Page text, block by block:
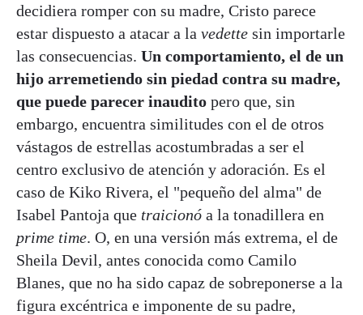
decidiera romper con su madre, Cristo parece
estar dispuesto a atacar a la vedette sin importarle
las consecuencias. Un comportamiento, el de un
hijo arremetiendo sin piedad contra su madre,
que puede parecer inaudito pero que, sin
embargo, encuentra similitudes con el de otros
vástagos de estrellas acostumbradas a ser el
centro exclusivo de atención y adoración. Es el
caso de Kiko Rivera, el "pequeño del alma" de
Isabel Pantoja que traicionó a la tonadillera en
prime time. O, en una versión más extrema, el de
Sheila Devil, antes conocida como Camilo
Blanes, que no ha sido capaz de sobreponerse a la
figura excéntrica e imponente de su padre,